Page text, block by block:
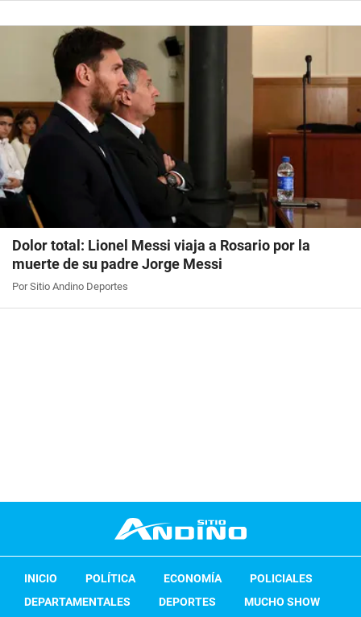
Dolor total: Lionel Messi viaja a Rosario por la
muerte de su padre Jorge Messi
Por Sitio Andino Deportes
INICIO POLÍTICA ECONOMÍA
POLICIALES
DEPARTAMENTALES
DEPORTES MUCHO SHOW